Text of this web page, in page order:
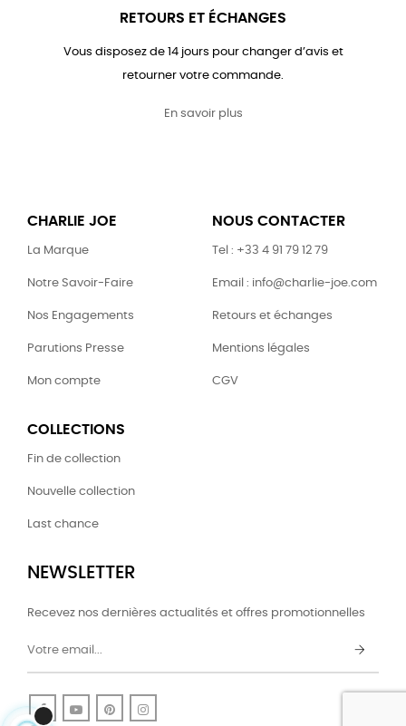
RETOURS ET ÉCHANGES
Vous disposez de 14 jours pour changer d’avis et
retourner votre commande.
En savoir plus
CHARLIE JOE
La Marque
Notre Savoir-Faire
Nos Engagements
Parutions Presse
Mon compte
NOUS CONTACTER
Tel : +33 4 91 79 12 79
Email : info@charlie-joe.com
Retours et échanges
Mentions légales
CGV
COLLECTIONS
Fin de collection
Nouvelle collection
Last chance
NEWSLETTER
Recevez nos dernières actualités et offres promotionnelles
FacebookYouTubePinterest